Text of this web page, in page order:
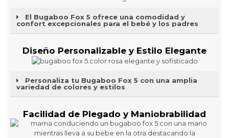
El Bugaboo Fox 5 ofrece una comodidad y
confort excepcionales para el bebé y los padres
Diseño Personalizable y Estilo Elegante
Personaliza tu Bugaboo Fox 5 con una amplia
variedad de colores y estilos
Facilidad de Plegado y Maniobrabilidad